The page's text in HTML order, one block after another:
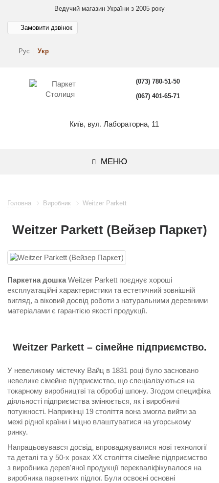
Ведучий магазин України з 2005 року
Рус Укр
Замовити дзвінок
(073) 780-51-50
(067) 401-65-71
Київ, вул. Лабораторна, 11
МЕНЮ
Головна Виробник Weitzer Parkett
Weitzer Parkett (Вейзер Паркет)
Паркетна дошка Weitzer Parkett поєднує хороші
експлуатаційні характеристики та естетичний зовнішній
вигляд, а віковий досвід роботи з натуральними деревними
матеріалами є гарантією якості продукції.
Weitzer Parkett – сімейне підприємство.
У невеликому містечку Вайц в 1831 році було засновано
невелике сімейне підприємство, що спеціалізуються на
токарному виробництві та обробці шпону. Згодом специфіка
діяльності підприємства змінюється, як і виробничі
потужності. Наприкінці 19 століття вона змогла вийти за
межі рідної країни і міцно влаштуватися на угорському
ринку.
Напрацьовувався досвід, впроваджувалися нові технології
та деталі та у 50-х роках ХХ століття сімейне підприємство
з виробника дерев'яної продукції перекваліфікувалося на
виробника паркетних підлог. Були освоєні основні